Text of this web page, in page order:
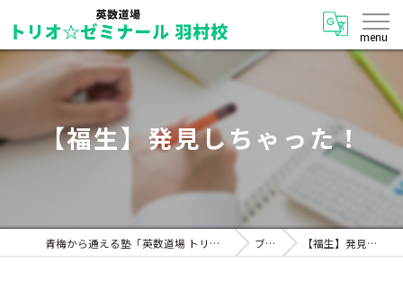
【福生】発見しちゃった！
青梅から通える塾「英数道場 トリオ☆ゼミナール 羽村校」 ブログ 【福生】発見しちゃった！